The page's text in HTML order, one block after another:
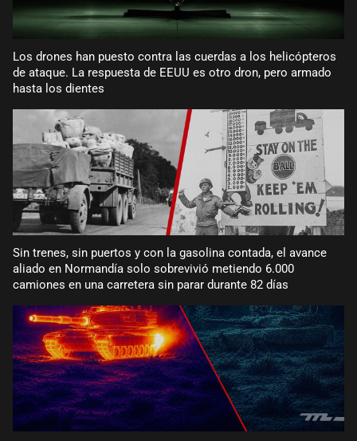
Los drones han puesto contra las cuerdas a los helicópteros
de ataque. La respuesta de EEUU es otro dron, pero armado
hasta los dientes
Sin trenes, sin puertos y con la gasolina contada, el avance
aliado en Normandía solo sobrevivió metiendo 6.000
camiones en una carretera sin parar durante 82 días